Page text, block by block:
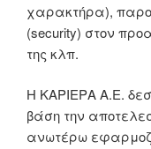
χαρακτήρα),
(security) στον
της κλπ.
Η ΚΑΡΙΕΡΑ Α.Ε.
βάση την
ανωτέρω